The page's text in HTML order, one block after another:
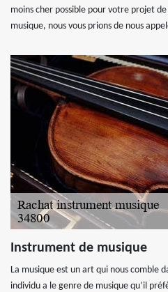
moins cher possible pour votre projet
musique, nous vous prions de nous
Instrument de musique
La musique est un art qui nous comble
individu a le genre de musique qu’il